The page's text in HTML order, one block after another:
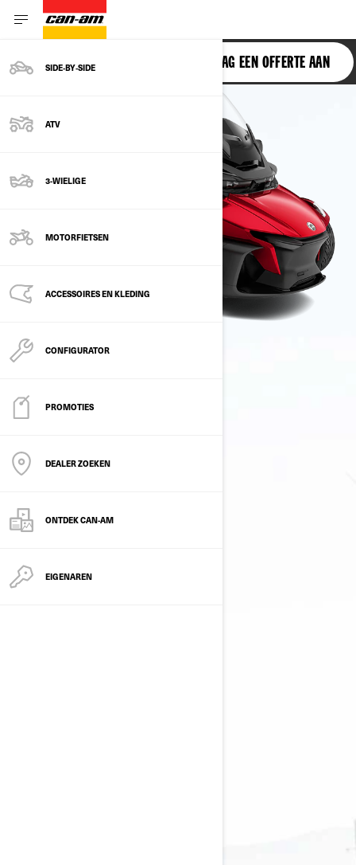
SIDE‑BY‑SIDE
ATV
3-WIELIGE
MOTORFIETSEN
ACCESSOIRES EN KLEDING
CONFIGURATOR
PROMOTIES
DEALER ZOEKEN
ONTDEK CAN-AM
EIGENAREN
SPYDER RT VRAAG EEN OFFERTE AAN